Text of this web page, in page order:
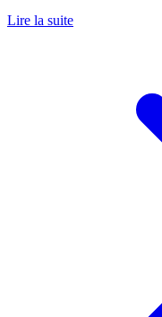
Lire la suite